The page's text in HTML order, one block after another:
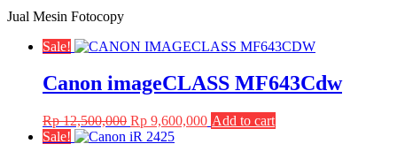
Jual Mesin Fotocopy
Sale!
Canon imageCLASS MF643Cdw
Rp12,500,000 Original
price
Rp 9,600,000Current
Add to cart
Sale!